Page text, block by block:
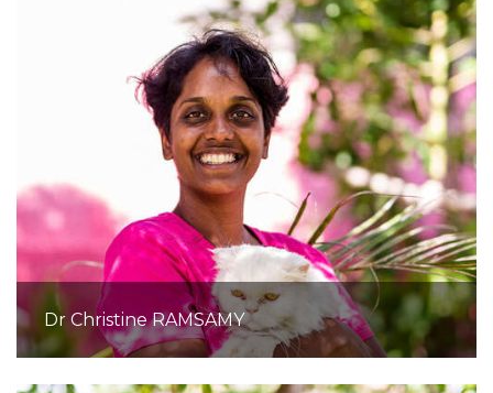
Dr Christine RAMSAMY